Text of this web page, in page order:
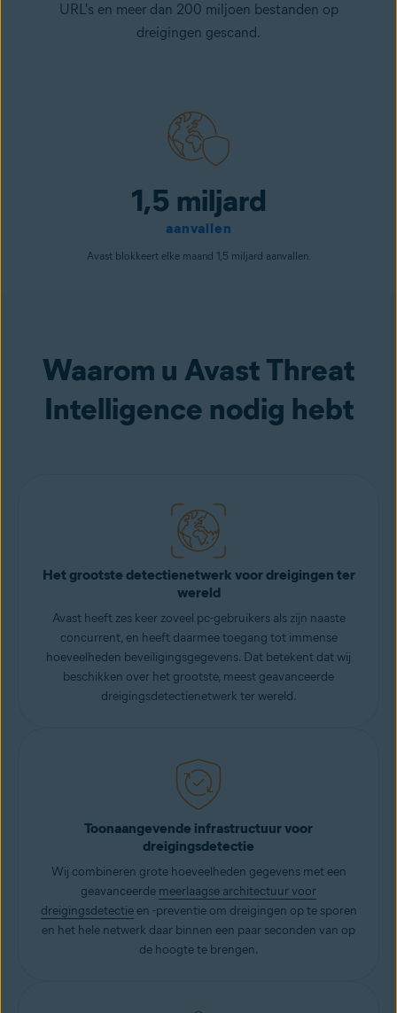
URL's en meer dan 200 miljoen bestanden op
dreigingen gescand.
1,5 miljard
aanvallen
Avast blokkeert elke maand 1,5 miljard aanvallen.
Waarom u Avast Threat
Intelligence nodig hebt
Het grootste detectienetwerk voor dreigingen ter
wereld
Avast heeft zes keer zoveel pc-gebruikers als zijn naaste
concurrent, en heeft daarmee toegang tot immense
hoeveelheden beveiligingsgegevens. Dat betekent dat wij
beschikken over het grootste, meest geavanceerde
dreigingsdetectienetwerk ter wereld.
Toonaangevende infrastructuur voor
dreigingsdetectie
Wij combineren grote hoeveelheden gegevens met een
geavanceerde meerlaagse architectuur voor
dreigingsdetectieen -preventie om dreigingen op te sporen
en het hele netwerk daar binnen een paar seconden van op
de hoogte te brengen.